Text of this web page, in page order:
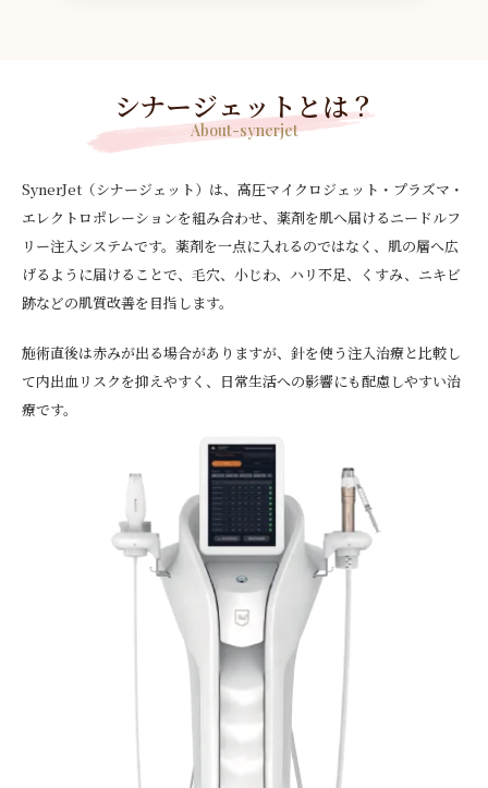
シナージェットとは？
About-synerjet
SynerJet（シナージェット）は、高圧マイクロジェット・プラズマ・
エレクトロポレーションを組み合わせ、薬剤を肌へ届けるニードルフ
リー注入システムです。薬剤を一点に入れるのではなく、肌の層へ広
げるように届けることで、毛穴、小じわ、ハリ不足、くすみ、ニキビ
跡などの肌質改善を目指します。
施術直後は赤みが出る場合がありますが、針を使う注入治療と比較し
て内出血リスクを抑えやすく、日常生活への影響にも配慮しやすい治
療です。